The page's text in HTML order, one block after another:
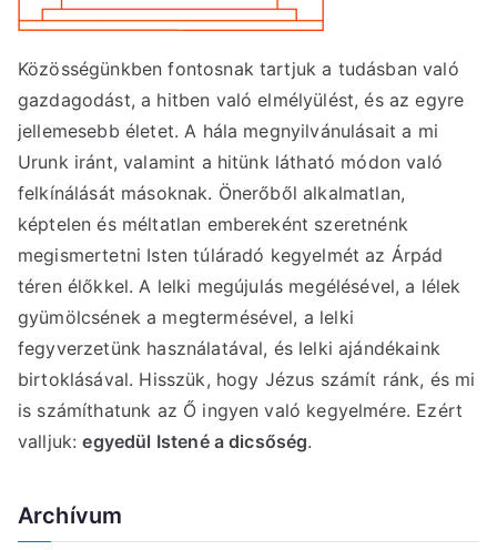
Közösségünkben fontosnak tartjuk a tudásban való
gazdagodást, a hitben való elmélyülést, és az egyre
jellemesebb életet. A hála megnyilvánulásait a mi
Urunk iránt, valamint a hitünk látható módon való
felkínálását másoknak. Önerőből alkalmatlan,
képtelen és méltatlan embereként szeretnénk
megismertetni Isten túláradó kegyelmét az Árpád
téren élőkkel. A lelki megújulás megélésével, a lélek
gyümölcsének a megtermésével, a lelki
fegyverzetünk használatával, és lelki ajándékaink
birtoklásával. Hisszük, hogy Jézus számít ránk, és mi
is számíthatunk az Ő ingyen való kegyelmére. Ezért
valljuk:egyedül Istené a dicsőség.
Archívum